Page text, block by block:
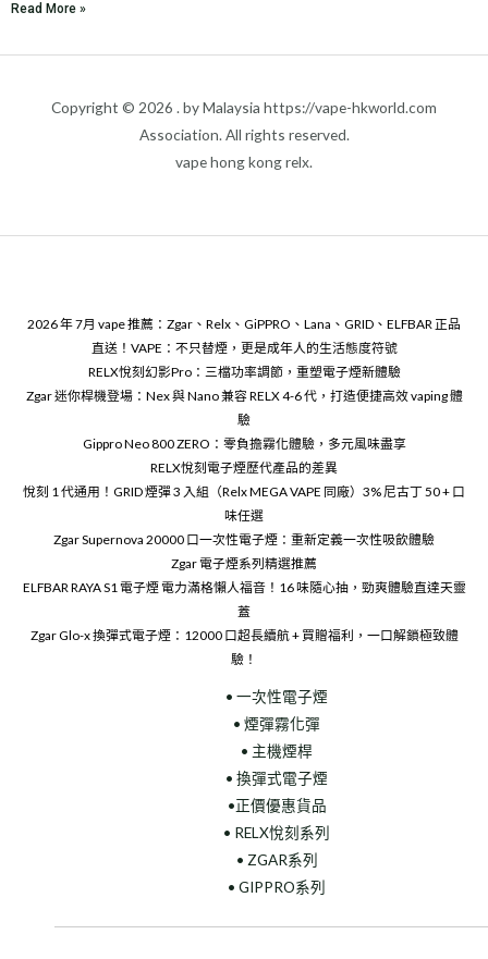
Read More »
Copyright © 2026 . by Malaysia https://vape-hkworld.com
Association. All rights reserved.
vape hong kong relx.
2026 年 7月 vape 推薦：Zgar、Relx、GiPPRO、Lana、GRID、ELFBAR 正品
直送！VAPE：不只替煙，更是成年人的生活態度符號
RELX悅刻幻影Pro：三檔功率調節，重塑電子煙新體驗
Zgar 迷你桿機登場：Nex 與 Nano 兼容 RELX 4-6 代，打造便捷高效 vaping 體
驗
Gippro Neo 800 ZERO：零負擔霧化體驗，多元風味盡享
RELX悅刻電子煙歷代產品的差異
悅刻 1 代通用！GRID 煙彈 3 入組（Relx MEGA VAPE 同廠）3% 尼古丁 50 + 口
味任選
Zgar Supernova 20000 口一次性電子煙：重新定義一次性吸飲體驗
Zgar 電子煙系列精選推薦
ELFBAR RAYA S1 電子煙 電力滿格懶人福音！16 味隨心抽，勁爽體驗直達天靈
蓋
Zgar Glo-x 換彈式電子煙：12000 口超長續航 + 買贈福利，一口解鎖極致體
驗！
• 一次性電子煙
• 煙彈霧化彈
• 主機煙桿
• 換彈式電子煙
•正價優惠貨品
• RELX悅刻系列
• ZGAR系列
• GIPPRO系列